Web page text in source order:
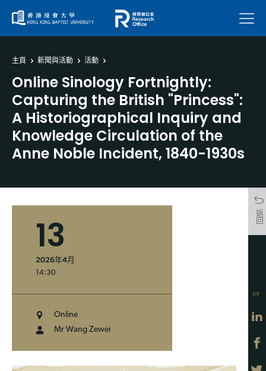
菜單
主頁 新聞與活動 活動
Online Sinology Fortnightly:
Capturing the British "Princess":
A Historiographical Inquiry and
Knowledge Circulation of the
Anne Noble Incident, 1840-1930s
返回
13
2026年4月
14:30
Online
Mr Wang Zewei
分享